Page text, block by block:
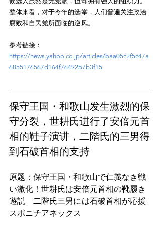
整体来看，对于今年的选举，人们普遍关注政治
参考链接：
https://news.yahoo.co.jp/articles/baa05c2f5c47a
6855176567d164f7649257b3f15
保守王国・和歌山发生激烈的保
守分裂，世耕氏进行了安倍元首
相的鞋子演讲，二階氏的三男得
到石破首相的支持
原题：保守王国・和歌山で仁義なき戦
い激化！世耕氏は安倍元首相の靴履き
遊説　二階氏三男には石破首相が応援